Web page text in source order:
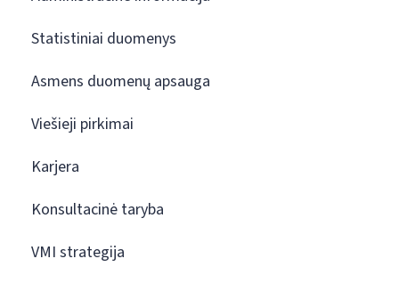
Statistiniai duomenys
Asmens duomenų apsauga
Viešieji pirkimai
Karjera
Konsultacinė taryba
VMI strategija